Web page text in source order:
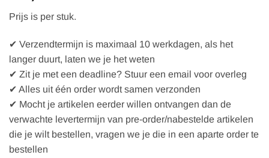
Prijs is per stuk.
✔ Verzendtermijn is maximaal 10 werkdagen, als het
langer duurt, laten we je het weten
✔ Zit je met een deadline? Stuur een email voor overleg
✔ Alles uit één order wordt samen verzonden
✔ Mocht je artikelen eerder willen ontvangen dan de
verwachte levertermijn van pre-order/nabestelde artikelen
die je wilt bestellen, vragen we je die in een aparte order te
bestellen